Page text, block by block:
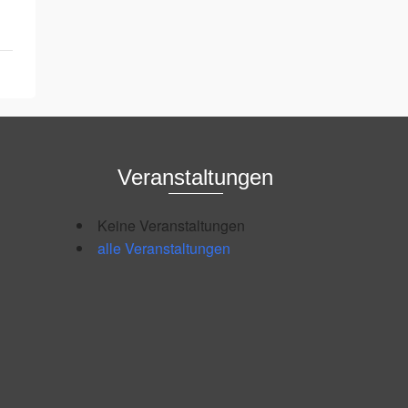
Veranstaltungen
Keine Veranstaltungen
alle Veranstaltungen